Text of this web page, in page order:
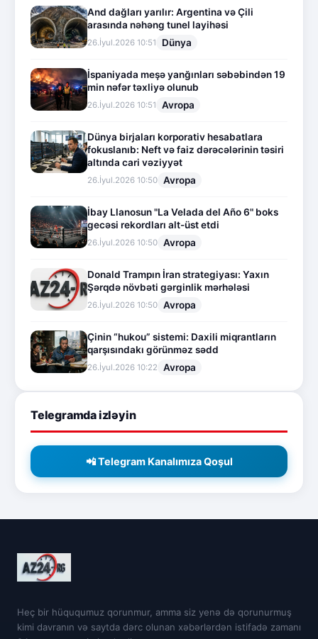
And dağları yarılır: Argentina və Çili
arasında nəhəng tunel layihəsi
26.İyul.2026 10:51 Dünya
İspaniyada meşə yanğınları səbəbindən 19
min nəfər təxliyə olunub
26.İyul.2026 10:51 Avropa
Dünya birjaları korporativ hesabatlara
fokuslanıb: Neft və faiz dərəcələrinin təsiri
altında cari vəziyyət
26.İyul.2026 10:50 Avropa
İbay Llanosun "La Velada del Año 6" boks
gecəsi rekordları alt-üst etdi
26.İyul.2026 10:50 Avropa
Donald Trampın İran strategiyası: Yaxın
Şərqdə növbəti gərginlik mərhələsi
26.İyul.2026 10:50 Avropa
Çinin “hukou” sistemi: Daxili miqrantların
qarşısındakı görünməz sədd
26.İyul.2026 10:22 Avropa
Telegramda izləyin
📲 Telegram Kanalımıza Qoşul
Heç bir hüququmuz qorunmur, amma siz yenə də qorunurmuş
kimi davranın və saytda dərc olunan xəbərlərdən istifadə zamanı